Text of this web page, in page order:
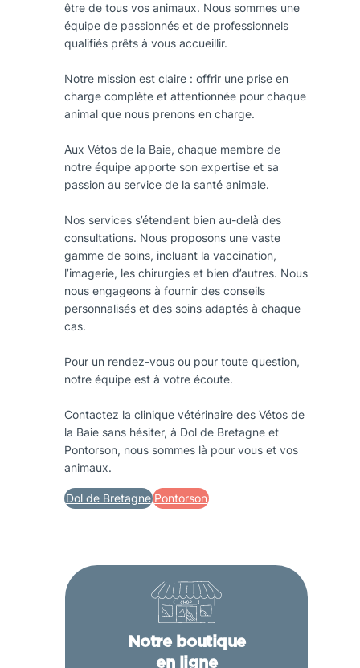
être de tous vos animaux. Nous sommes une
équipe de passionnés et de professionnels
qualifiés prêts à vous accueillir.
Notre mission est claire : offrir une prise en
charge complète et attentionnée pour chaque
animal que nous prenons en charge.
Aux Vétos de la Baie, chaque membre de
notre équipe apporte son expertise et sa
passion au service de la santé animale.
Nos services s’étendent bien au-delà des
consultations. Nous proposons une vaste
gamme de soins, incluant la vaccination,
l’imagerie, les chirurgies et bien d’autres. Nous
nous engageons à fournir des conseils
personnalisés et des soins adaptés à chaque
cas.
Pour un rendez-vous ou pour toute question,
notre équipe est à votre écoute.
Contactez la clinique vétérinaire des Vétos de
la Baie sans hésiter, à Dol de Bretagne et
Pontorson, nous sommes là pour vous et vos
animaux.
Dol de Bretagne Pontorson
Notre boutique
en ligne